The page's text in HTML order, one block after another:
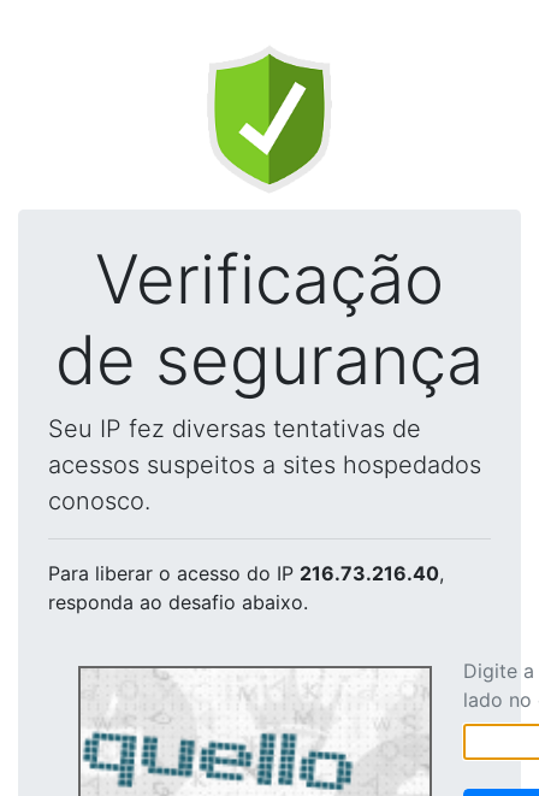
Verificação
de segurança
Seu IP fez diversas tentativas de
acessos suspeitos a sites hospedados
conosco.
Para liberar o acesso do IP 216.73.216.40,
responda ao desafio abaixo.
Digite
lado no